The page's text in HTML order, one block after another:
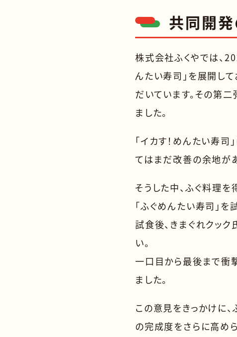
共同開
株式会社ふくやでは、
んたい寿司」を展開し
だいています。その第
ました。
「イカす！めんたい寿
てはまだ改善の余地が
そうした中、ふぐ料理
「ふぐめんたい寿司」を
試食後、きまぐれクック
い。
一口目から最後まで衝
ました。
この意見をきっかけに
の完成度をさらに高め